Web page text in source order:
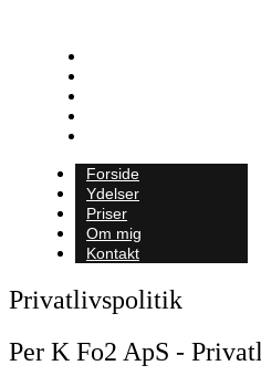
Forside
Ydelser
Priser
Om mig
Kontakt
Privatlivspolitik
Per K Fo2 ApS -